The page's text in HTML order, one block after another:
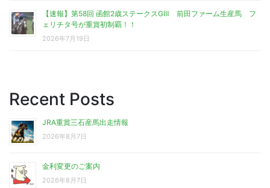
【速報】第58回 函館2歳ステークスGⅢ 前田ファーム生産馬 フ
ェリチタ号が重賞初制覇！！
2026年7月19日
Recent Posts
JRA重賞三石産馬出走情報
2026年8月7日
金利変更のご案内
2026年8月7日